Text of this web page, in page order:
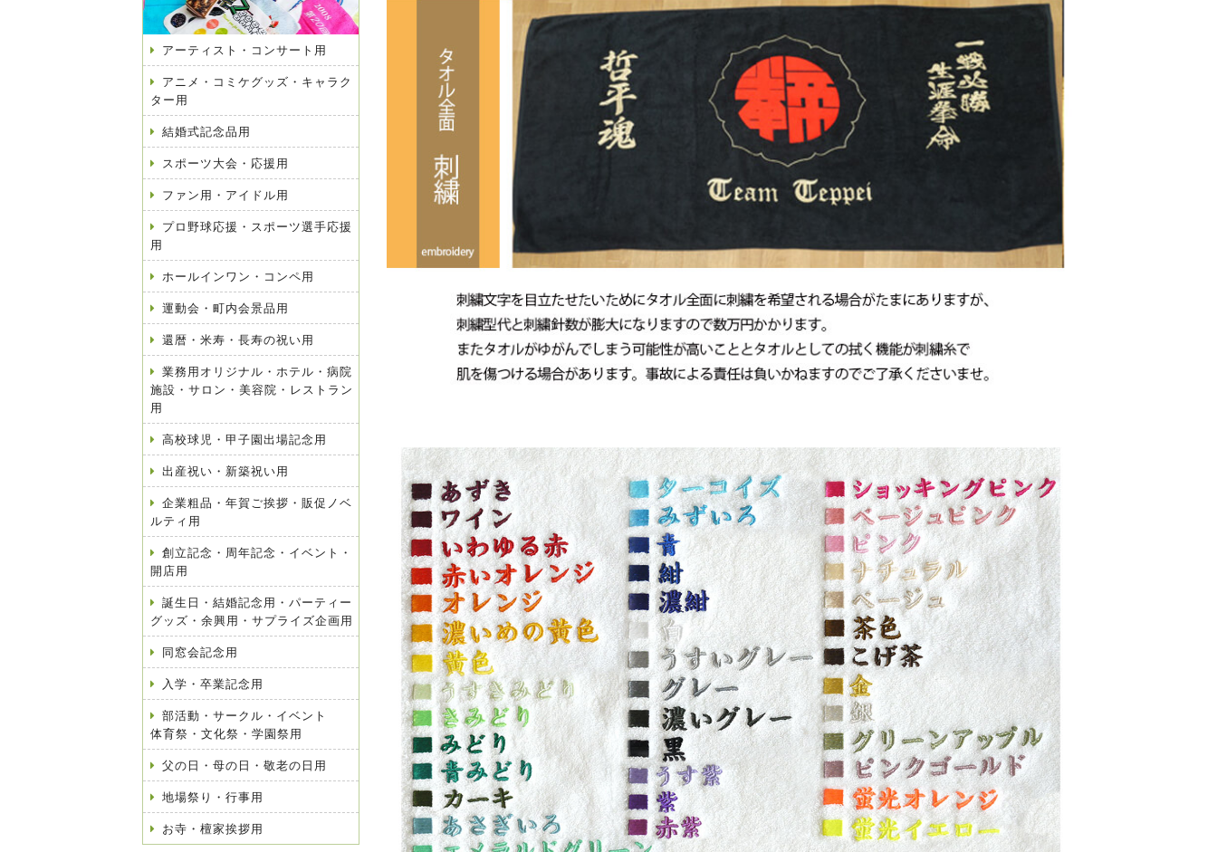
アーティスト・コンサート用
アニメ・コミケグッズ・キャラク
ター用
結婚式記念品用
スポーツ大会・応援用
ファン用・アイドル用
プロ野球応援・スポーツ選手応援
用
ホールインワン・コンペ用
運動会・町内会景品用
還暦・米寿・長寿の祝い用
業務用オリジナル・ホテル・病院
施設・サロン・美容院・レストラン
用
高校球児・甲子園出場記念用
出産祝い・新築祝い用
企業粗品・年賀ご挨拶・販促ノベ
ルティ用
創立記念・周年記念・イベント・
開店用
誕生日・結婚記念用・パーティー
グッズ・余興用・サプライズ企画用
同窓会記念用
入学・卒業記念用
部活動・サークル・イベント
体育祭・文化祭・学園祭用
父の日・母の日・敬老の日用
地場祭り・行事用
お寺・檀家挨拶用